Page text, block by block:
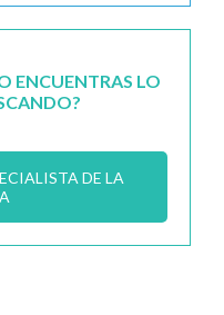
ENCUENTRAS LO
DE LA